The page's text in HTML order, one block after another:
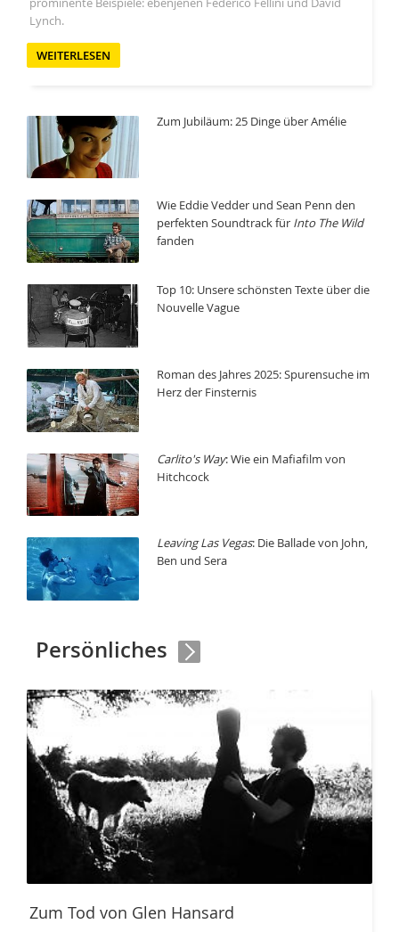
Lynch.
WEITERLESEN
Zum Jubiläum: 25 Dinge über Amélie
Wie Eddie Vedder und Sean Penn den
perfekten Soundtrack für Into The Wild
fanden
Top 10: Unsere schönsten Texte über die
Nouvelle Vague
Roman des Jahres 2025: Spurensuche im
Herz der Finsternis
Carlito's Way: Wie ein Mafiafilm von
Hitchcock
Leaving Las Vegas: Die Ballade von John,
Ben und Sera
Persönliches
Zum Tod von Glen Hansard